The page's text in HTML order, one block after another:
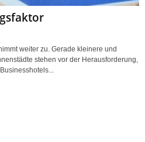
weiter zu. Gerade kleinere und
stehen vor der Herausforderung,